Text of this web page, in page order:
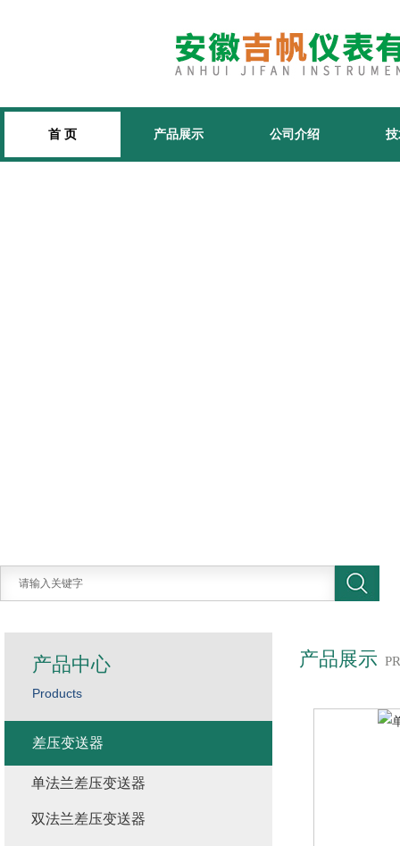
首 页 产品展示 公司介绍
产品展示
产品中心
Products
差压变送器
单法兰差压变送器
双法兰差压变送器